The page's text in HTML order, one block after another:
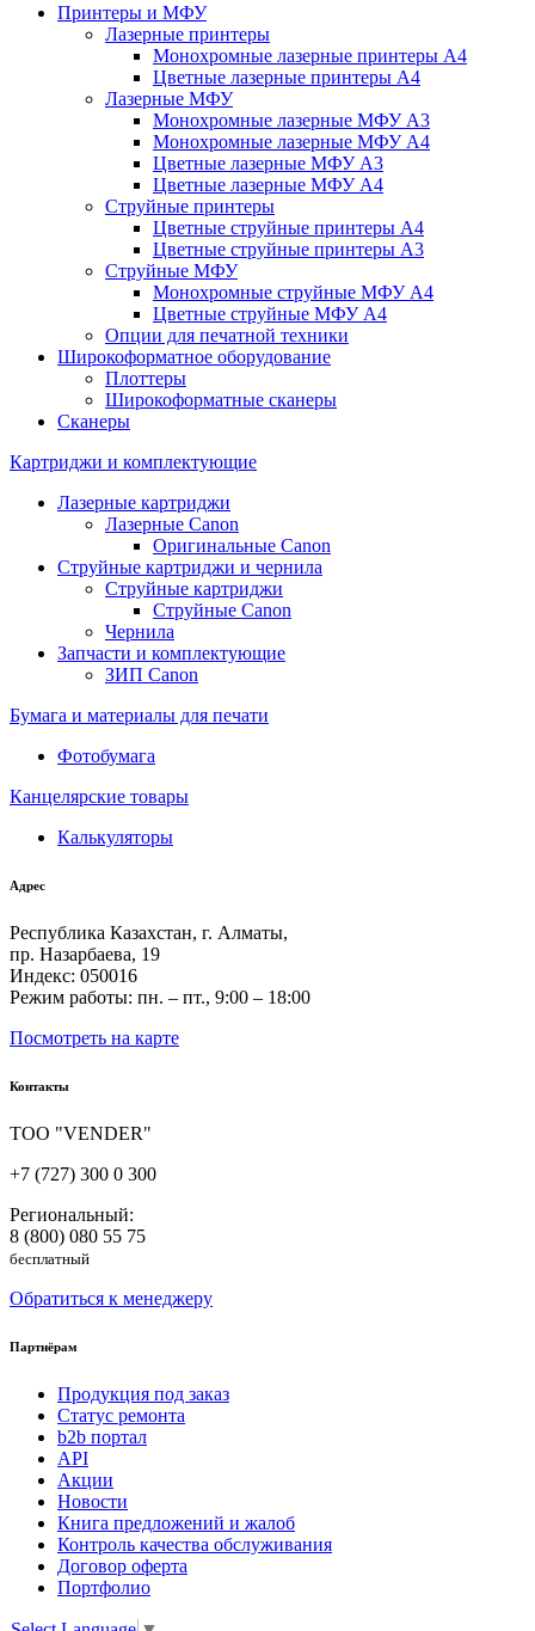
Принтеры и МФУ
Лазерные принтеры
Монохромные лазерные принтеры А4
Цветные лазерные принтеры А4
Лазерные МФУ
Монохромные лазерные МФУ А3
Монохромные лазерные МФУ А4
Цветные лазерные МФУ А3
Цветные лазерные МФУ А4
Струйные принтеры
Цветные струйные принтеры А4
Цветные струйные принтеры А3
Струйные МФУ
Монохромные струйные МФУ А4
Цветные струйные МФУ А4
Опции для печатной техники
Широкоформатное оборудование
Плоттеры
Широкоформатные сканеры
Сканеры
Картриджи и комплектующие
Лазерные картриджи
Лазерные Canon
Оригинальные Canon
Струйные картриджи и чернила
Струйные картриджи
Струйные Canon
Чернила
Запчасти и комплектующие
ЗИП Canon
Бумага и материалы для печати
Фотобумага
Канцелярские товары
Калькуляторы
Адрес
Республика Казахстан, г. Алматы,
пр. Назарбаева, 19
Индекс: 050016
Режим работы: пн. – пт., 9:00 – 18:00
Посмотреть на карте
Контакты
ТОО "VENDER"
+7 (727) 300 0 300
Региональный:
8 (800) 080 55 75
бесплатный
Обратиться к менеджеру
Партнёрам
Продукция под заказ
Статус ремонта
b2b портал
API
Акции
Новости
Книга предложений и жалоб
Контроль качества обслуживания
Договор оферта
Портфолио